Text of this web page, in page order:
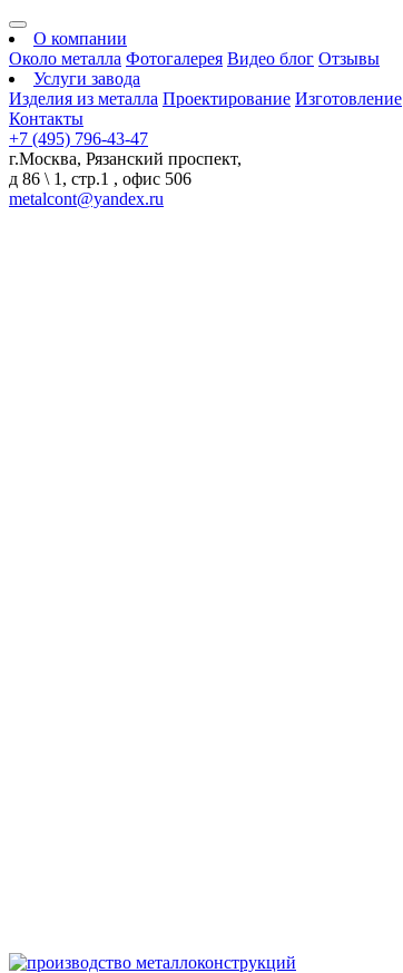
О компании
Около металла Фотогалерея Видео блог Отзывы
Услуги завода
Изделия из металла Проектирование Изготовление
Контакты
+7 (495) 796-43-47
г.Москва, Рязанский проспект,
д 86 \ 1, стр.1 , офис 506
metalcont@yandex.ru